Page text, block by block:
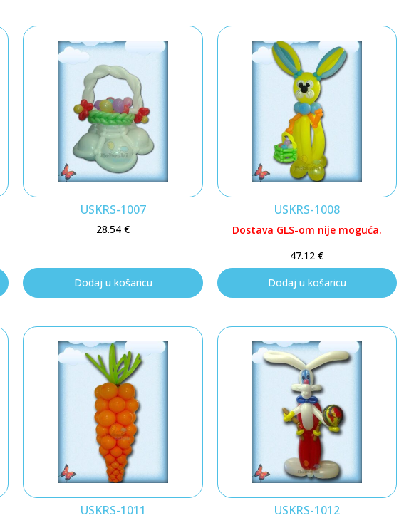
USKRS-1007
28.54€
Dodaj u košaricu
USKRS-1008
Dostava GLS-om nije moguća.
47.12€
Dodaj u košaricu
USKRS-1011 USKRS-1012